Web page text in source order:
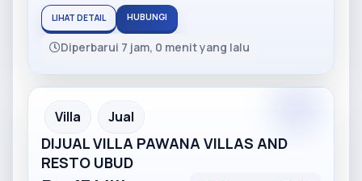
LIHAT DETAIL HUBUNGI
Diperbarui 7 jam, 0 menit yang lalu
Partner Ad
Villa Jual
DIJUAL VILLA PAWANA VILLAS AND
RESTO UBUD